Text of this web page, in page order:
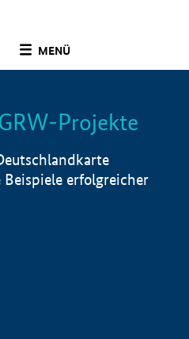
MENÜ
Info
Projekte
erfolgreicher